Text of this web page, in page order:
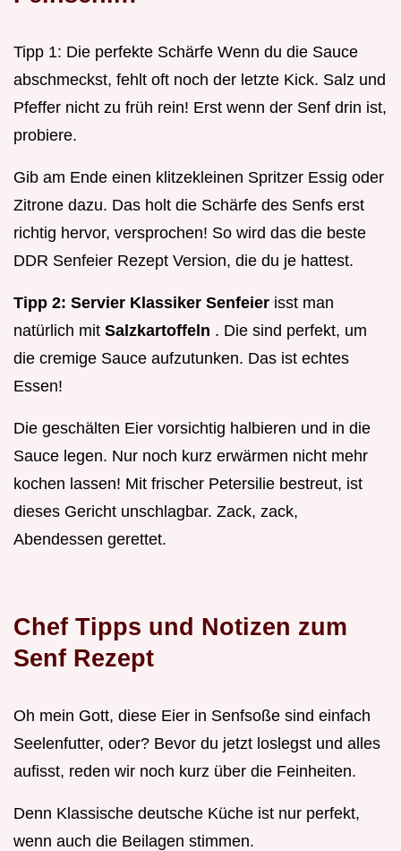
Tipp 1: Die perfekte Schärfe Wenn du die Sauce
abschmeckst, fehlt oft noch der letzte Kick. Salz und
Pfeffer nicht zu früh rein! Erst wenn der Senf drin ist,
probiere.
Gib am Ende einen klitzekleinen Spritzer Essig oder
Zitrone dazu. Das holt die Schärfe des Senfs erst
richtig hervor, versprochen! So wird das die beste
DDR Senfeier Rezept Version, die du je hattest.
Tipp 2: Servier Klassiker Senfeier isst man
natürlich mit Salzkartoffeln . Die sind perfekt, um
die cremige Sauce aufzutunken. Das ist echtes
Essen!
Die geschälten Eier vorsichtig halbieren und in die
Sauce legen. Nur noch kurz erwärmen nicht mehr
kochen lassen! Mit frischer Petersilie bestreut, ist
dieses Gericht unschlagbar. Zack, zack,
Abendessen gerettet.
Chef Tipps und Notizen zum
Senf Rezept
Oh mein Gott, diese Eier in Senfsoße sind einfach
Seelenfutter, oder? Bevor du jetzt loslegst und alles
aufisst, reden wir noch kurz über die Feinheiten.
Denn Klassische deutsche Küche ist nur perfekt,
wenn auch die Beilagen stimmen.